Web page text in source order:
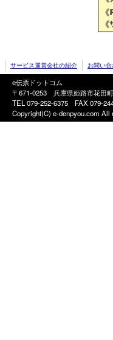
サービス運営会社の紹介 お問い
e伝票ドットコム
〒671-0253 兵庫県姫路市花田
TEL 079-252-6375 FAX 079-
Copyright(C) e-denpyou.com All